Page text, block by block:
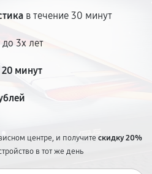
в течение 30 минут
3х лет
20 минут
центре, и получитескидку 20%
в тот же день